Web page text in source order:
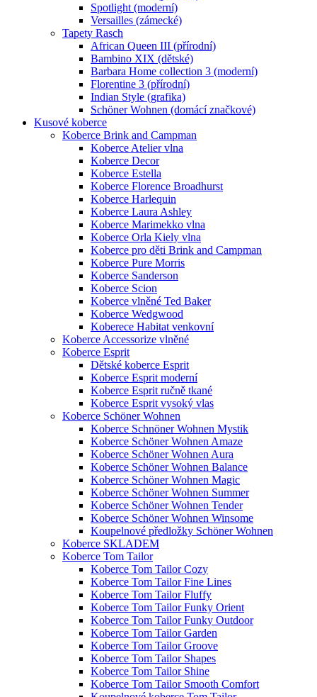
Spotlight (moderní)
Versailles (zámecké)
Tapety Rasch
African Queen III (přírodní)
Bambino XIX (dětské)
Barbara Home collection 3 (moderní)
Florentine 3 (přírodní)
Indian Style (grafika)
Schöner Wohnen (domácí značkové)
Kusové koberce
Koberce Brink and Campman
Koberce Atelier vlna
Koberce Decor
Koberce Estella
Koberce Florence Broadhurst
Koberce Harlequin
Koberce Laura Ashley
Koberce Marimekko vlna
Koberce Orla Kiely vlna
Koberce pro děti Brink and Campman
Koberce Pure Morris
Koberce Sanderson
Koberce Scion
Koberce vlněné Ted Baker
Koberce Wedgwood
Koberece Habitat venkovní
Koberce Accessorize vlněné
Koberce Esprit
Dětské koberce Esprit
Koberce Esprit moderní
Koberce Esprit ručně tkané
Koberce Esprit vysoký vlas
Koberce Schöner Wohnen
Koberce Schnöner Wohnen Mystik
Koberce Schöner Wohnen Amaze
Koberce Schöner Wohnen Aura
Koberce Schöner Wohnen Balance
Koberce Schöner Wohnen Magic
Koberce Schöner Wohnen Summer
Koberce Schöner Wohnen Tender
Koberce Schöner Wohnen Winsome
Koupelnové předložky Schöner Wohnen
Koberce SKLADEM
Koberce Tom Tailor
Koberce Tom Tailor Cozy
Koberce Tom Tailor Fine Lines
Koberce Tom Tailor Fluffy
Koberce Tom Tailor Funky Orient
Koberce Tom Tailor Funky Outdoor
Koberce Tom Tailor Garden
Koberce Tom Tailor Groove
Koberce Tom Tailor Shapes
Koberce Tom Tailor Shine
Koberce Tom Tailor Smooth Comfort